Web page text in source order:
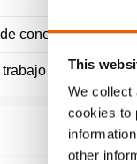
This
We collect
cookies to
other
conector)